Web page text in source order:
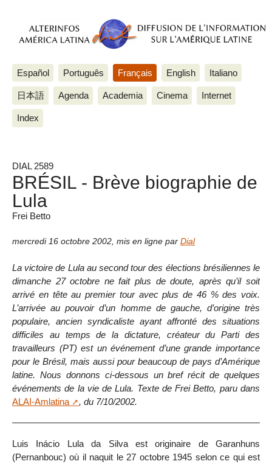
Español Português Français English Italiano
日本語 Agenda Academia Cinema Internet
Index
DIAL 2589
BRÉSIL - Brève biographie de
Lula
Frei Betto
mercredi 16 octobre 2002 mis en ligne par Dial
La victoire de Lula au second tour des élections brésiliennes le
dimanche 27 octobre ne fait plus de doute, après qu’il soit
arrivé en tête au premier tour avec plus de 46 % des voix.
L’arrivée au pouvoir d’un homme de gauche, d’origine très
populaire, ancien syndicaliste ayant affronté des situations
difficiles au temps de la dictature, créateur du Parti des
travailleurs (PT) est un événement d’une grande importance
pour le Brésil, mais aussi pour beaucoup de pays d’Amérique
latine. Nous donnons ci-dessous un bref récit de quelques
événements de la vie de Lula. Texte de Frei Betto, paru dans
ALAI-Amlatina
, du 7/10/2002.
Luis Inácio Lula da Silva est originaire de Garanhuns
(Pernanbouc) où il naquit le 27 octobre 1945 selon ce qui est